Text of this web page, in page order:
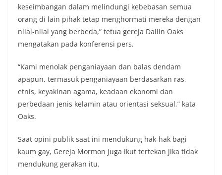
keseimbangan dalam melindungi kebebasan semua
orang di lain pihak tetap menghormati mereka dengan
nilai-nilai yang berbeda,” tetua gereja Dallin Oaks
mengatakan pada konferensi pers.
“Kami menolak penganiayaan dan balas dendam
apapun, termasuk penganiayaan berdasarkan ras,
etnis, keyakinan agama, keadaan ekonomi dan
perbedaan jenis kelamin atau orientasi seksual,” kata
Oaks.
Saat opini publik saat ini mendukung hak-hak bagi
kaum gay, Gereja Mormon juga ikut tertekan jika tidak
mendukung gerakan itu.